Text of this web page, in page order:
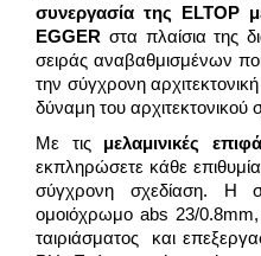
συνεργασία της ELTOP
EGGER στα πλαίσια της
σειράς αναβαθμισμένων
την σύγχρονη
δύναμη του αρχιτεκτονικού
Με τις μελαμινικές
εκπληρώσετε κάθε
σύγχρονη σχεδίαση. Η
ομοιόχρωμο abs 23/
ταιριάσματος και